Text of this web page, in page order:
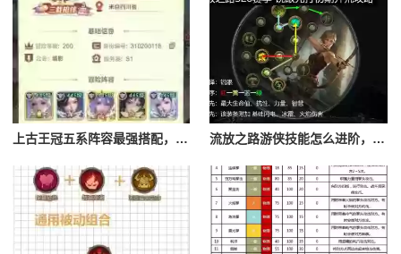
上古王冠五系阵容最强搭配，上古王冠五星排行 流放之路游侠技能怎么进阶，流放之路游侠技能怎么进阶的